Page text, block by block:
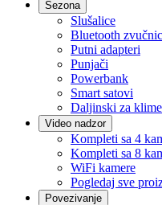
Sezona
Slušalice
Bluetooth
Putni adapteri
Punjači
Powerbank
Smart satovi
Daljinski za klime
Video nadzor
Kompleti sa 4
Kompleti sa 8
WiFi kamere
Pogledaj sve
Povezivanje